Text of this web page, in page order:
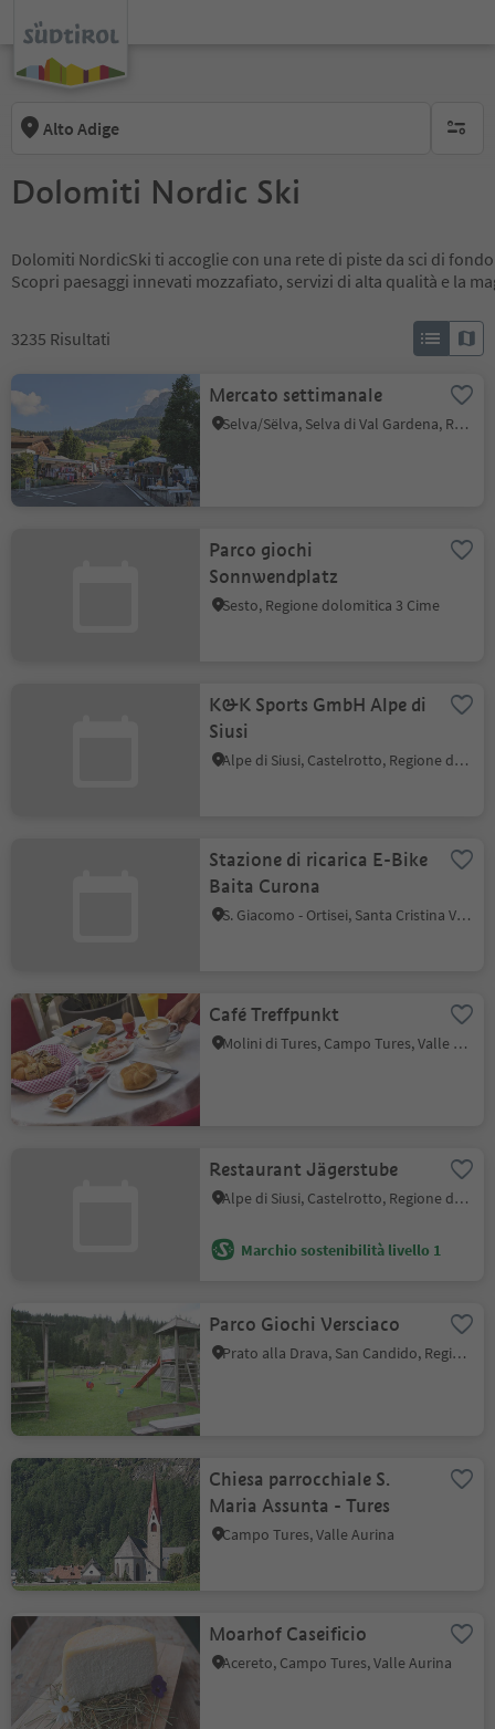
Alto Adige
Dolomiti Nordic Ski
Dolomiti NordicSki ti accoglie con una rete di piste da sci di
Scopri paesaggi innevati mozzafiato, servizi di alta qualità e la
3235 Risultati
Mercato settimanale
Selva/Sëlva, Selva di Val Gardena, Regione dolomitica Val Gardena
Parco giochi
Sonnwendplatz
Sesto, Regione dolomitica 3 Cime
K&K Sports GmbH Alpe di
Siusi
Alpe di Siusi, Castelrotto, Regione dolomitica Alpe di Siusi
Stazione di ricarica E-Bike
Baita Curona
S. Giacomo - Ortisei, Santa Cristina Val Gardena, Regione dolomitica Val Gardena
Café Treffpunkt
Molini di Tures, Campo Tures, Valle Aurina
Restaurant Jägerstube
Alpe di Siusi, Castelrotto, Regione dolomitica Alpe di Siusi
Marchio sostenibilità livello 1
Parco Giochi Versciaco
Prato alla Drava, San Candido, Regione dolomitica 3 Cime
Chiesa parrocchiale S.
Maria Assunta - Tures
Campo Tures, Valle Aurina
Moarhof Caseificio
Acereto, Campo Tures, Valle Aurina